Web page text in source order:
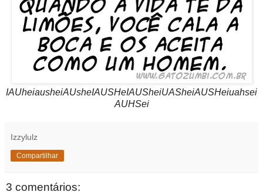
IAUheiausheiAUsheIAUSHeIAUSheiUASheiAUSHeiuahsei
AUHSei
Izzylulz
Compartilhar
3 comentários: